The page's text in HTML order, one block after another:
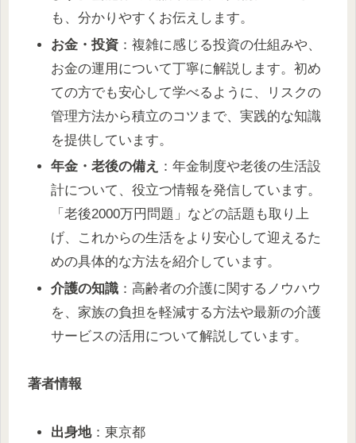
も、分かりやすくお伝えします。
お金・投資 ：複雑に感じる投資の仕組みや、
お金の運用について丁寧に解説します。初め
ての方でも安心して学べるように、リスクの
管理方法から積立のコツまで、実践的な知識
を提供しています。
年金・老後の備え ：年金制度や老後の生活設
計について、役立つ情報を発信しています。
「老後2000万円問題」などの話題も取り上
げ、これからの生活をより安心して迎えるた
めの具体的な方法を紹介しています。
介護の知識 ：高齢者の介護に関するノウハウ
を、家族の負担を軽減する方法や最新の介護
サービスの活用について解説しています。
著者情報
出身地：東京都